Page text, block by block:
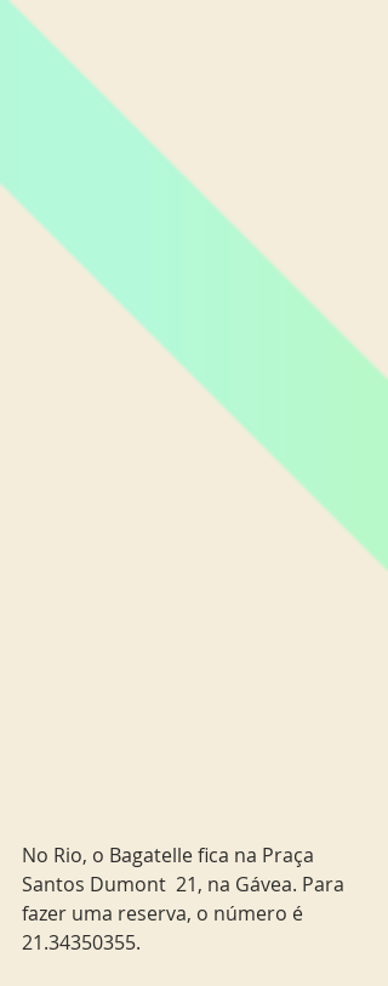
No Rio, o Bagatelle fica na Praça
Santos Dumont  21, na Gávea. Para
fazer uma reserva, o número é
21.34350355.